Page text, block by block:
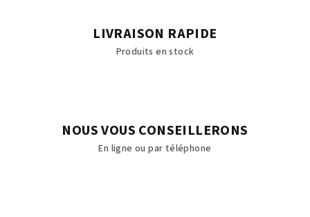
LIVRAISON RAPIDE
Produits en stock
NOUS VOUS CONSEILLERONS
En ligne ou par téléphone